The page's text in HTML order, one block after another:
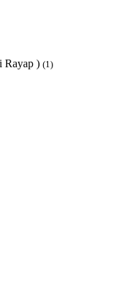
Rayap ) (1)